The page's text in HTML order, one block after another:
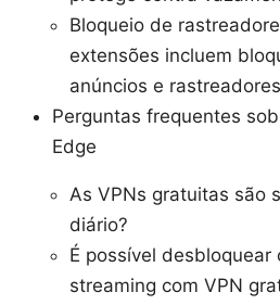
Bloqueio de
extensões incluem
anúncios e
Perguntas frequentes
Edge
As VPNs gratuitas são
diário?
É possível desbloquear
streaming com VPN